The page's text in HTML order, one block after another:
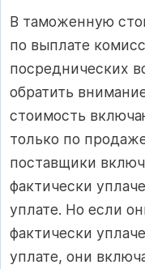
В таможенную
по выплате
посреднических
обратить
стоимость
только по
поставщики
фактически
уплате. Но если
фактически
уплате, они